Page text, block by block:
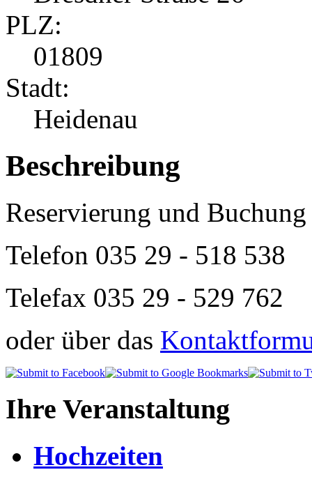
PLZ:
01809
Stadt:
Heidenau
Beschreibung
Reservierung und
Telefon 035 29 - 518 538
Telefax 035 29 - 529 762
oder über das
Ihre Veranstaltung
Hochzeiten